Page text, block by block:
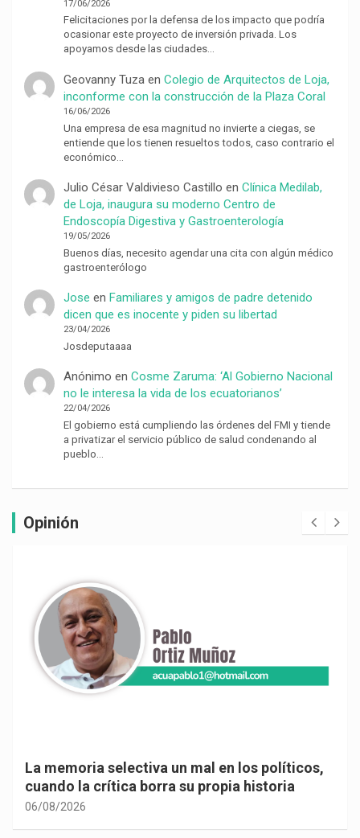
17/06/2026
Felicitaciones por la defensa de los impacto que podría
ocasionar este proyecto de inversión privada. Los
apoyamos desde las ciudades…
Geovanny Tuzaen Colegio de Arquitectos de Loja,
inconforme con la construcción de la Plaza Coral
16/06/2026
Una empresa de esa magnitud no invierte a ciegas, se
entiende que los tienen resueltos todos, caso contrario el
económico…
Julio César Valdivieso Castillo en Clínica Medilab,
de Loja, inaugura su moderno Centro de
Endoscopía Digestiva y Gastroenterología
19/05/2026
Buenos días, necesito agendar una cita con algún médico
gastroenterólogo
Jose en Familiares y amigos de padre detenido
dicen que es inocente y piden su libertad
23/04/2026
Josdeputaaaa
Anónimo en Cosme Zaruma: ‘Al Gobierno Nacional
no le interesa la vida de los ecuatorianos’
22/04/2026
El gobierno está cumpliendo las órdenes del FMI y tiende
a privatizar el servicio público de salud condenando al
pueblo…
Opinión
La memoria selectiva un mal en los políticos,
cuando la crítica borra su propia historia
06/08/2026